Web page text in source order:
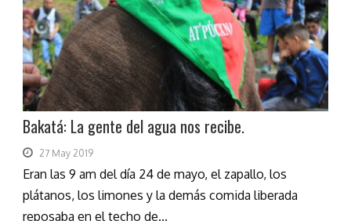
Bakatá: La gente del agua nos recibe.
27 May 2019
Eran las 9 am del día 24 de mayo, el zapallo, los
plátanos, los limones y la demás comida liberada
reposaba en el techo de...